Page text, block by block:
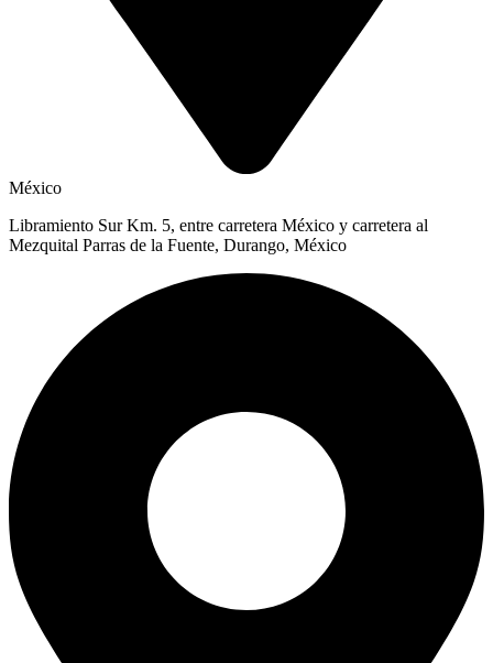
México
Libramiento Sur Km. 5, entre carretera México y carretera al
Mezquital Parras de la Fuente, Durango, México